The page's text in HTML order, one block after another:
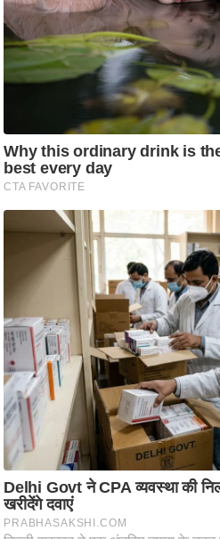
तृ
भू
मि
ए
म
.
आ
.
चा
य
प
र
स
मी
क्षा
ध